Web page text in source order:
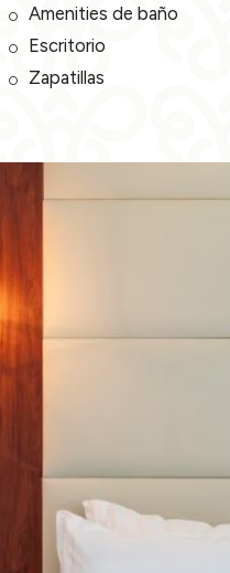
Amenities de baño
Escritorio
Zapatillas